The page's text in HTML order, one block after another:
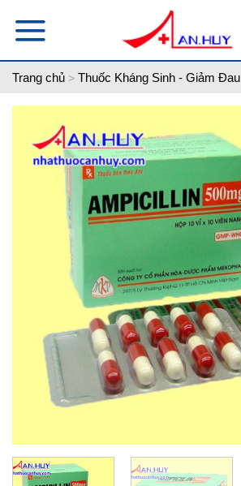
Trang chủ > Thuốc Kháng Sinh - Giảm Đau